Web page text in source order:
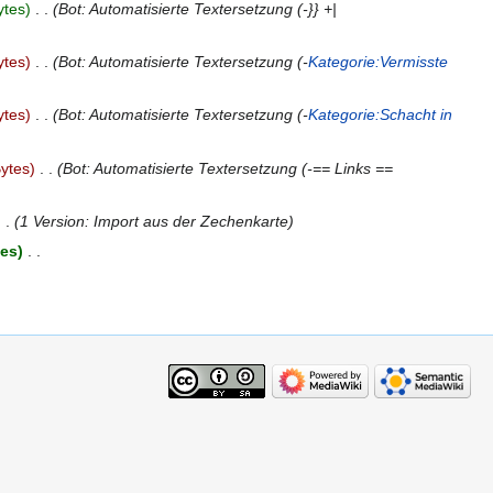
Bot: Automatisierte Textersetzung (-}} +|
Bot: Automatisierte Textersetzung (-Kategorie:Vermisste
Bot: Automatisierte Textersetzung (-Kategorie:Schacht in
Bot: Automatisierte Textersetzung (-== Links ==
1 Version: Import aus der Zechenkarte